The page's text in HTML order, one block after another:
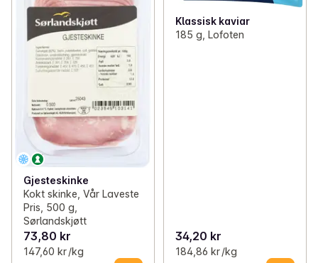
Gjesteskinke
Kokt skinke, Vår Laveste
Pris, 500 g,
Sørlandskjøtt
73,80 kr
147,60 kr /kg
Klassisk kaviar
185 g, Lofoten
34,20 kr
184,86 kr /kg